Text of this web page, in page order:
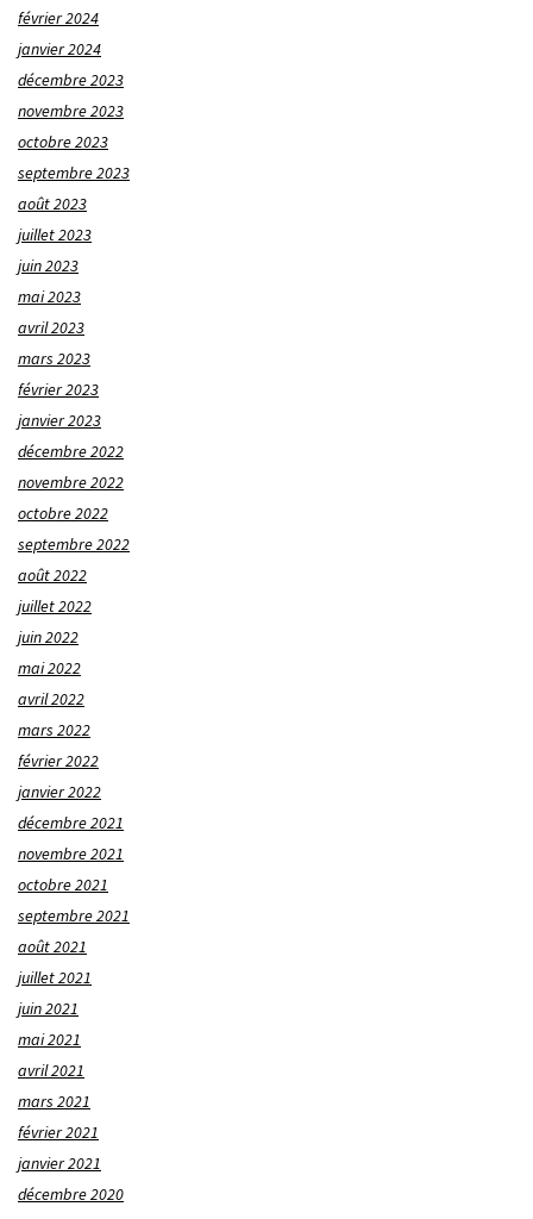
février 2024
janvier 2024
décembre 2023
novembre 2023
octobre 2023
septembre 2023
août 2023
juillet 2023
juin 2023
mai 2023
avril 2023
mars 2023
février 2023
janvier 2023
décembre 2022
novembre 2022
octobre 2022
septembre 2022
août 2022
juillet 2022
juin 2022
mai 2022
avril 2022
mars 2022
février 2022
janvier 2022
décembre 2021
novembre 2021
octobre 2021
septembre 2021
août 2021
juillet 2021
juin 2021
mai 2021
avril 2021
mars 2021
février 2021
janvier 2021
décembre 2020